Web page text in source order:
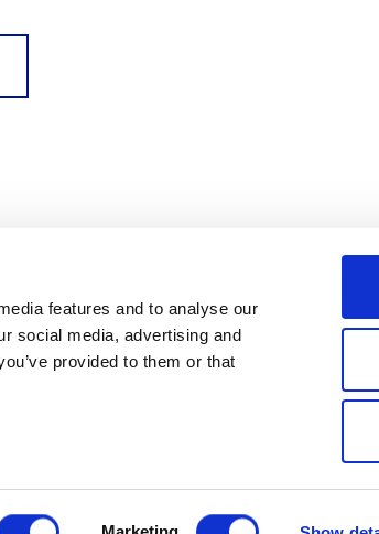
features and to analyse our
social media, advertising and
provided to them or that